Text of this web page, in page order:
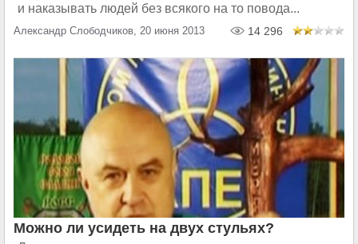
и наказывать людей без всякого на то повода...
Александр Слободчиков, 20 июня 2013 14 296
Можно ли усидеть на двух стульях?